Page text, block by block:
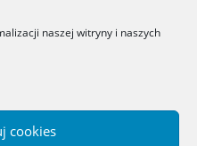
naszej witryny i naszych
cookies